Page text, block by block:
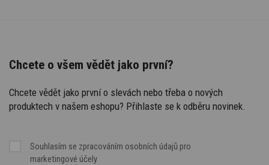
Chcete o všem vědět jako první?
Chcete vědět jako první o slevách nebo třeba o nových
produktech v našem eshopu? Přihlaste se k odběru novinek.
Souhlasím se zpracováním osobních údajů pro
marketingové účely